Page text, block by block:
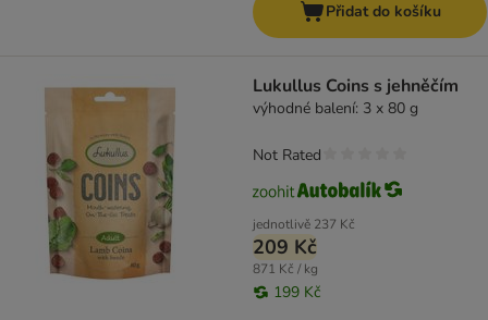
Přidat do košíku
Lukullus Coins s jehněčím
výhodné balení: 3 x 80 g
jednotlivě 237 Kč
209 Kč
871 Kč / kg
199 Kč
Not Rated